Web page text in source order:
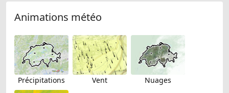
Animations météo
Précipitations Vent Nuages